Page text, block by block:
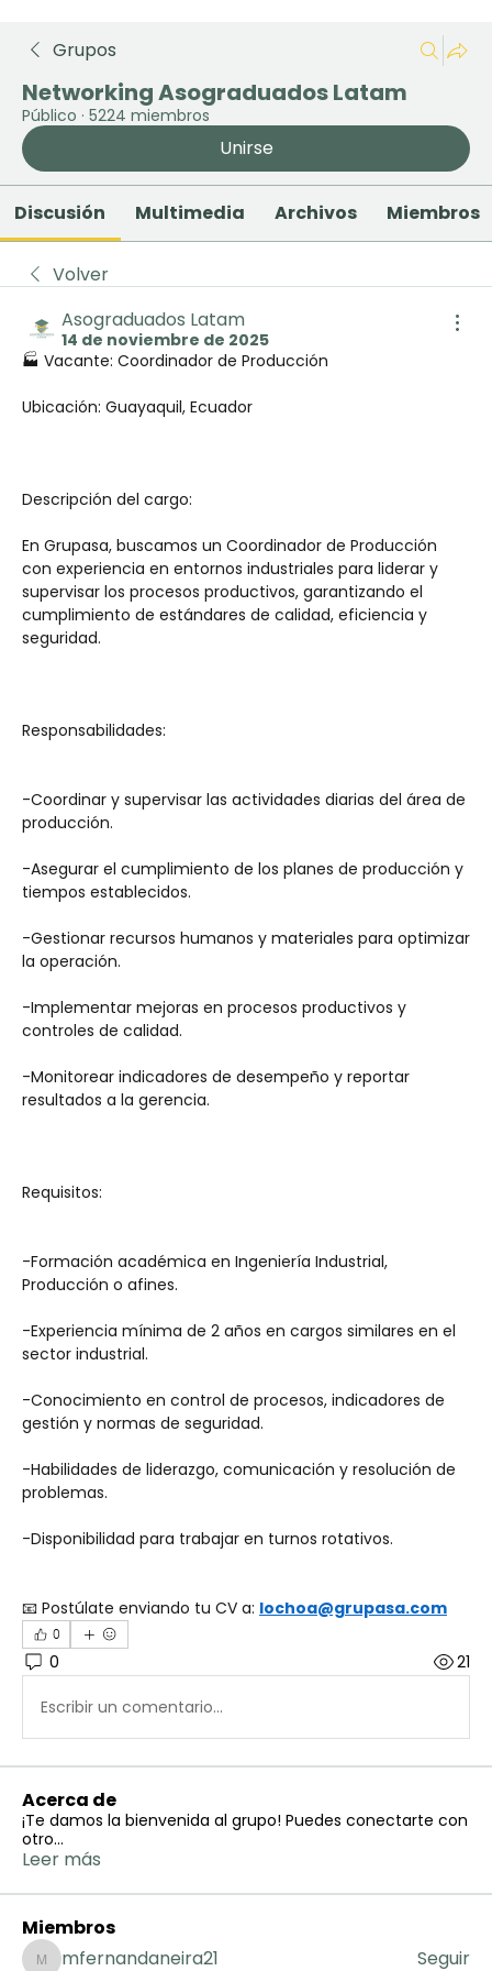
Grupos
Networking Asograduados Latam
Público · 5224 miembros
Unirse
Discusión Multimedia Archivos Miembros
Volver
Asograduados Latam
14 de noviembre de 2025
🏭 Vacante: Coordinador de Producción
Ubicación: Guayaquil, Ecuador
Descripción del cargo:
En Grupasa, buscamos un Coordinador de Producción
con experiencia en entornos industriales para liderar y
supervisar los procesos productivos, garantizando el
cumplimiento de estándares de calidad, eficiencia y
seguridad.
Responsabilidades:
-Coordinar y supervisar las actividades diarias del área de
producción.
-Asegurar el cumplimiento de los planes de producción y
tiempos establecidos.
-Gestionar recursos humanos y materiales para optimizar
la operación.
-Implementar mejoras en procesos productivos y
controles de calidad.
-Monitorear indicadores de desempeño y reportar
resultados a la gerencia.
Requisitos:
-Formación académica en Ingeniería Industrial,
Producción o afines.
-Experiencia mínima de 2 años en cargos similares en el
sector industrial.
-Conocimiento en control de procesos, indicadores de
gestión y normas de seguridad.
-Habilidades de liderazgo, comunicación y resolución de
problemas.
-Disponibilidad para trabajar en turnos rotativos.
📧 Postúlate enviando tu CV a: lochoa@grupasa.com
0
0 21
Escribir un comentario...
Acerca de
¡Te damos la bienvenida al grupo! Puedes conectarte con
otro...
Leer más
Miembros
mfernandaneira21 Seguir